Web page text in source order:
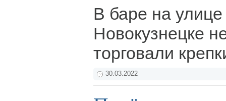
В баре на
Новокузнецке
торговали
30.03.2022